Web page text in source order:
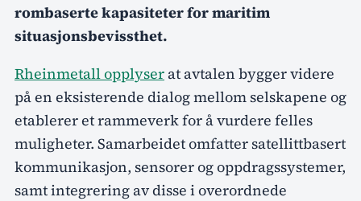
rombaserte kapasiteter for maritim
situasjonsbevissthet.
Rheinmetall opplyser at avtalen bygger videre
på en eksisterende dialog mellom selskapene og
etablerer et rammeverk for å vurdere felles
muligheter. Samarbeidet omfatter satellittbasert
kommunikasjon, sensorer og oppdragssystemer,
samt integrering av disse i overordnede